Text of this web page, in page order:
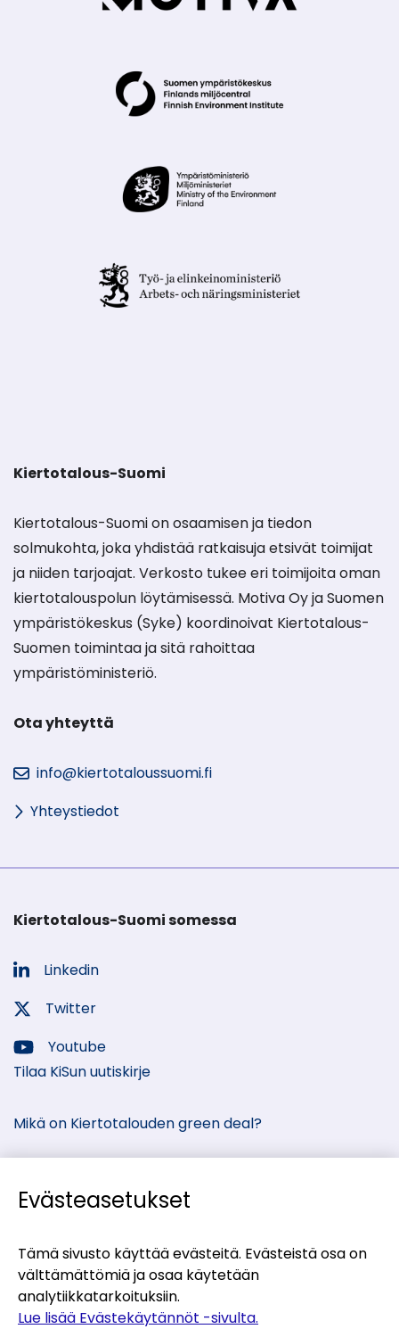
Kiertotalous-Suomi
Kiertotalous-Suomi on osaamisen ja tiedon
solmukohta, joka yhdistää ratkaisuja etsivät toimijat
ja niiden tarjoajat. Verkosto tukee eri toimijoita oman
kiertotalouspolun löytämisessä. Motiva Oy ja Suomen
ympäristökeskus (Syke) koordinoivat Kiertotalous-
Suomen toimintaa ja sitä rahoittaa
ympäristöministeriö.
Ota yhteyttä
info@kiertotaloussuomi.fi
Yhteystiedot
Kiertotalous-Suomi somessa
Sosiaalinen
media:
Linkedin
Sosiaalinen
media:
Twitter
Sosiaalinen
media:
Youtube
Tilaa KiSun uutiskirje
Mikä on Kiertotalouden green deal?
Materiaalitori(siirryt
toiseen
Teollisten symbioosien palvelu(siirryt
Evästeasetukset
Tämä sivusto käyttää evästeitä. Evästeistä osa on
välttämättömiä ja osaa käytetään
analytiikkatarkoituksiin.
Lue lisää Evästekäytännöt -sivulta.